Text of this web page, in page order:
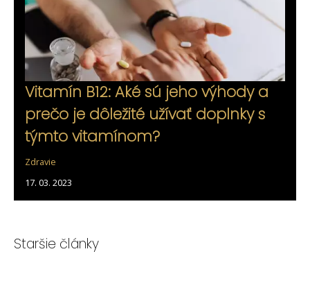
Vitamín B12: Aké sú jeho výhody a
prečo je dôležité užívať doplnky s
týmto vitamínom?
Zdravie
17. 03. 2023
Staršie články